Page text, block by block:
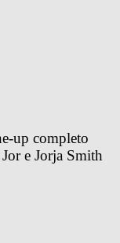
up completo
e Jorja Smith